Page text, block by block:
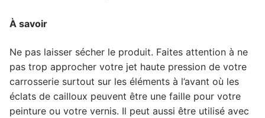
À savoir
Ne pas laisser sécher le produit. Faites attention à ne
pas trop approcher votre jet haute pression de votre
carrosserie surtout sur les éléments à l’avant où les
éclats de cailloux peuvent être une faille pour votre
peinture ou votre vernis. Il peut aussi être utilisé avec